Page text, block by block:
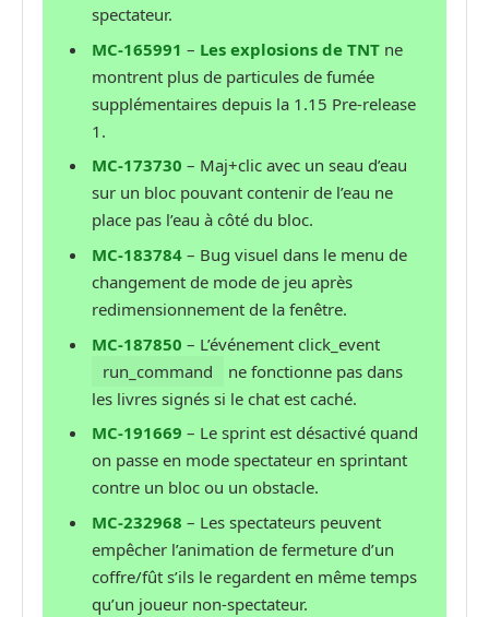
spectateur.
MC-165991 – Les explosions de TNT ne
montrent plus de particules de fumée
supplémentaires depuis la 1.15 Pre-release
1.
MC-173730 – Maj+clic avec un seau d’eau
sur un bloc pouvant contenir de l’eau ne
place pas l’eau à côté du bloc.
MC-183784 – Bug visuel dans le menu de
changement de mode de jeu après
redimensionnement de la fenêtre.
MC-187850 – L’événement click_event
run_command
ne fonctionne pas dans
les livres signés si le chat est caché.
MC-191669 – Le sprint est désactivé quand
on passe en mode spectateur en sprintant
contre un bloc ou un obstacle.
MC-232968 – Les spectateurs peuvent
empêcher l’animation de fermeture d’un
coffre/fût s’ils le regardent en même temps
qu’un joueur non-spectateur.